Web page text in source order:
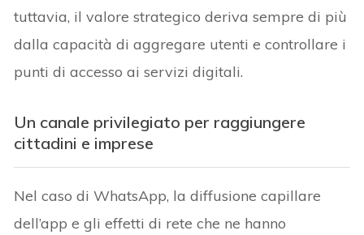
tuttavia, il valore strategico deriva sempre di più
dalla capacità di aggregare utenti e controllare i
punti di accesso ai servizi digitali.
Un canale privilegiato per raggiungere
cittadini e imprese
Nel caso di WhatsApp, la diffusione capillare
dell’app e gli effetti di rete che ne hanno